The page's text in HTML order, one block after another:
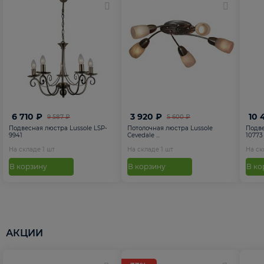
9 587 ₽
6 710 ₽
Подвесная люстра Lussole LSP-
9941
На складе 1 шт
В корзину
5 600 ₽
3 920 ₽
Потолочная люстра Lussole
Cevedale ...
На складе 1 шт
В корзину
10
10773
На
В
АКЦИИ